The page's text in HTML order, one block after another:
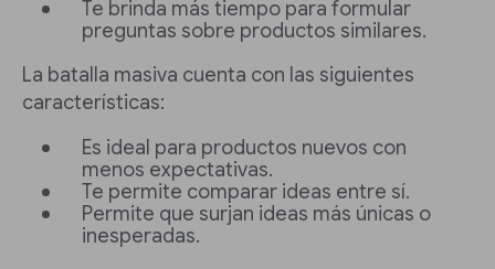
Te brinda más tiempo para formular
preguntas sobre productos similares.
La batalla masiva cuenta con las siguientes
características:
Es ideal para productos nuevos con
menos expectativas.
Te permite comparar ideas entre sí.
Permite que surjan ideas más únicas o
inesperadas.